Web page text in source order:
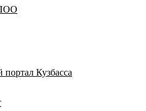
Кузбасса